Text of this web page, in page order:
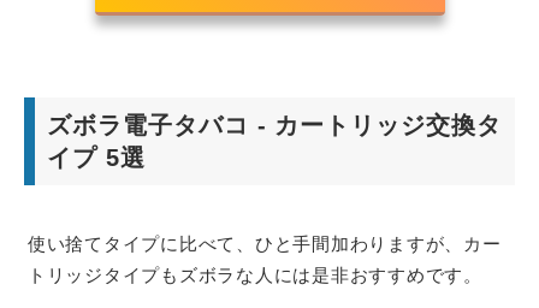
ズボラ電子タバコ - カートリッジ交換タ
イプ 5選
使い捨てタイプに比べて、ひと手間加わりますが、カー
トリッジタイプもズボラな人には是非おすすめです。